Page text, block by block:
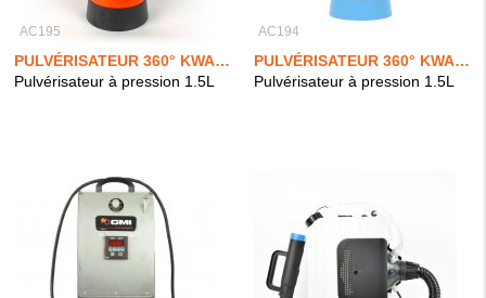
AC195
PULVÉRISATEUR 360° KWAZAR VENUS SUPER 1.5L
Pulvérisateur à pression 1.5L
AC194
PULVÉRISATEUR 360° KWAZAR VENUS PRO 1.5L
Pulvérisateur à pression 1.5L